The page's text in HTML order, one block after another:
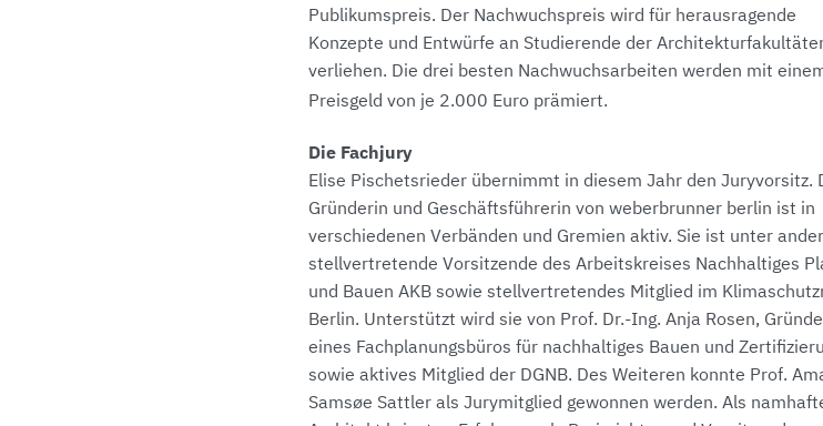
Publikumspreis. Der Nachwuchspreis wird für herausragende
Konzepte und Entwürfe an Studierende der
verliehen. Die drei besten Nachwuchsarbeiten werden mit
Preisgeld von je 2.000 Euro prämiert.
Die Fachjury
Elise Pischetsrieder übernimmt in diesem Jahr den Juryvorsitz.
Gründerin und Geschäftsführerin von weberbrunner berlin ist in
verschiedenen Verbänden und Gremien aktiv. Sie ist unter
stellvertretende Vorsitzende des Arbeitskreises Nachhaltiges
und Bauen AKB sowie stellvertretendes Mitglied im
Berlin. Unterstützt wird sie von Prof. Dr.-Ing. Anja Rosen,
eines Fachplanungsbüros für nachhaltiges Bauen und
sowie aktives Mitglied der DGNB. Des Weiteren konnte Prof.
Samsøe Sattler als Jurymitglied gewonnen werden. Als